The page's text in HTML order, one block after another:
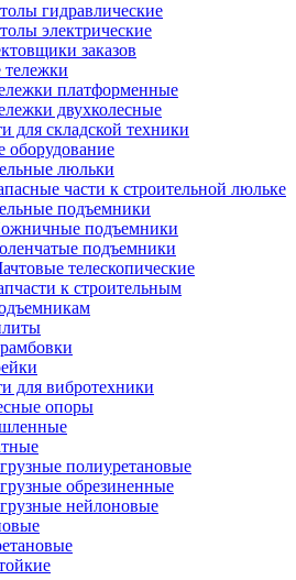
гидравлические
электрические
заказов
платформенные
двухколесные
для складской техники
оборудование
люльки
части к строительной люльке
подъемники
подъемники
подъемники
телескопические
к строительным
для вибротехники
опоры
полиуретановые
обрезиненные
нейлоновые